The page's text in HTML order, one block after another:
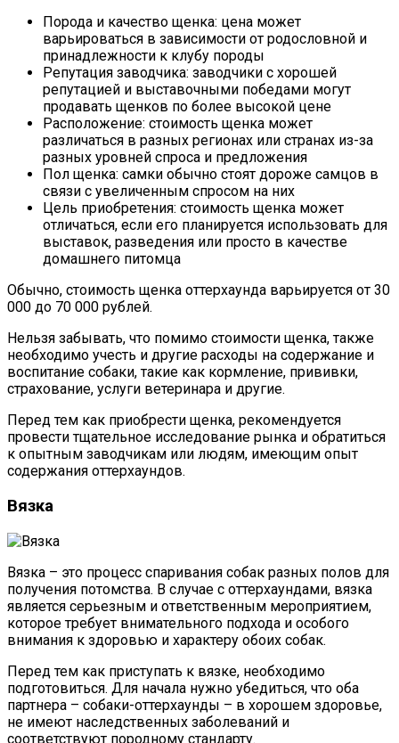
Порода и качество щенка: цена может
варьироваться в зависимости от родословной и
принадлежности к клубу породы
Репутация заводчика: заводчики с хорошей
репутацией и выставочными победами могут
продавать щенков по более высокой цене
Расположение: стоимость щенка может
различаться в разных регионах или странах из-за
разных уровней спроса и предложения
Пол щенка: самки обычно стоят дороже самцов в
связи с увеличенным спросом на них
Цель приобретения: стоимость щенка может
отличаться, если его планируется использовать для
выставок, разведения или просто в качестве
домашнего питомца
Обычно, стоимость щенка оттерхаунда варьируется от 30
000 до 70 000 рублей.
Нельзя забывать, что помимо стоимости щенка, также
необходимо учесть и другие расходы на содержание и
воспитание собаки, такие как кормление, прививки,
страхование, услуги ветеринара и другие.
Перед тем как приобрести щенка, рекомендуется
провести тщательное исследование рынка и обратиться
к опытным заводчикам или людям, имеющим опыт
содержания оттерхаундов.
Вязка
Вязка – это процесс спаривания собак разных полов для
получения потомства. В случае с оттерхаундами, вязка
является серьезным и ответственным мероприятием,
которое требует внимательного подхода и особого
внимания к здоровью и характеру обоих собак.
Перед тем как приступать к вязке, необходимо
подготовиться. Для начала нужно убедиться, что оба
партнера – собаки-оттерхаунды – в хорошем здоровье,
не имеют наследственных заболеваний и
соответствуют породному стандарту.